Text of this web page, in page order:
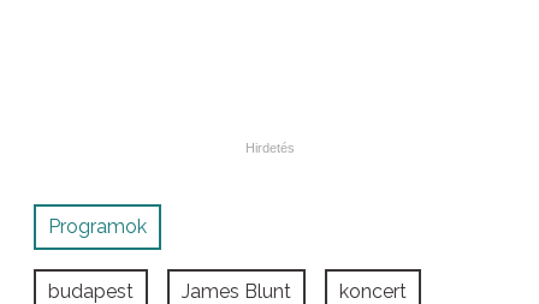
Programok
budapest James Blunt koncert